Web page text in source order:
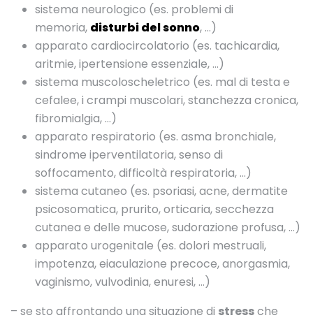
sistema neurologico (es. problemi di
memoria, disturbi del sonno, …)
apparato cardiocircolatorio (es. tachicardia,
aritmie, ipertensione essenziale, …)
sistema muscoloscheletrico (es. mal di testa e
cefalee, i crampi muscolari, stanchezza cronica,
fibromialgia, …)
apparato respiratorio (es. asma bronchiale,
sindrome iperventilatoria, senso di
soffocamento, difficoltà respiratoria, …)
sistema cutaneo (es. psoriasi, acne, dermatite
psicosomatica, prurito, orticaria, secchezza
cutanea e delle mucose, sudorazione profusa, …)
apparato urogenitale (es. dolori mestruali,
impotenza, eiaculazione precoce, anorgasmia,
vaginismo, vulvodinia, enuresi, …)
– se sto affrontando una situazione di stressche